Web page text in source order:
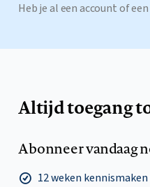
Heb je al een account of
Altijd toegang
Abonneer vandaag
12 weken